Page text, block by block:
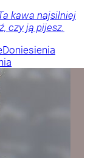
kawa najsilniej
czy ją pijesz.
Doniesienia